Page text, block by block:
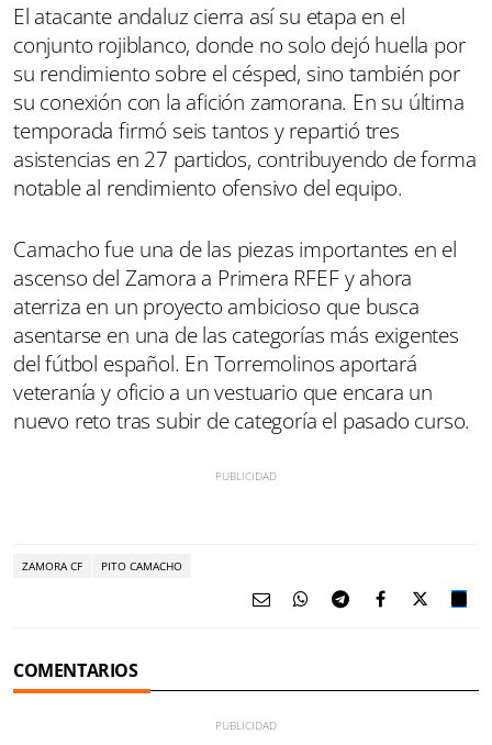
El atacante andaluz cierra así su etapa en el
conjunto rojiblanco, donde no solo dejó huella por
su rendimiento sobre el césped, sino también por
su conexión con la afición zamorana. En su última
temporada firmó seis tantos y repartió tres
asistencias en 27 partidos, contribuyendo de forma
notable al rendimiento ofensivo del equipo.
Camacho fue una de las piezas importantes en el
ascenso del Zamora a Primera RFEF y ahora
aterriza en un proyecto ambicioso que busca
asentarse en una de las categorías más exigentes
del fútbol español. En Torremolinos aportará
veteranía y oficio a un vestuario que encara un
nuevo reto tras subir de categoría el pasado curso.
ZAMORA CF PITO CAMACHO
COMENTARIOS